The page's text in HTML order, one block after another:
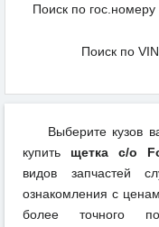
Поиск по гос.номеру
Поиск по VIN
Выберите кузов
купить щетка с/о
видов запчастей
ознакомления с
более точного